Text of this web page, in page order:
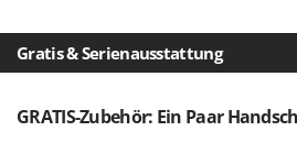
Zubehör für Rasentraktoren
M
M.A.I.BO.
Macom
Gratis & Serienausstattung
GRATIS-Zubehör: Ein Paar